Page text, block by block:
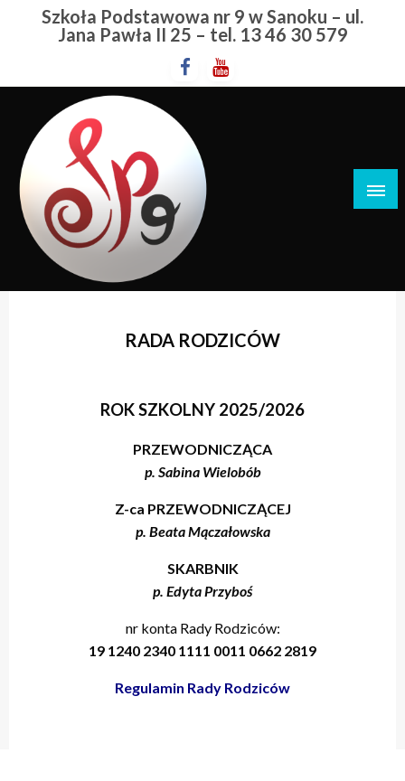
PrzejdźSzkoła Podstawowa nr 9 w Sanoku – ul.
Jana Pawła II 25 – tel. 13 46 30 579
RADA RODZICÓW
ROK SZKOLNY 2025/2026
PRZEWODNICZĄCA
p. Sabina Wielobób
Z-ca PRZEWODNICZĄCEJ
p. Beata Mączałowska
SKARBNIK
p. Edyta Przyboś
nr konta Rady Rodziców:
19 1240 2340 1111 0011 0662 2819
Regulamin Rady Rodziców